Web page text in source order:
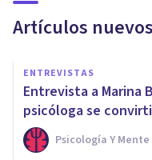
Artículos nuevos
ENTREVISTAS
Entrevista a Marina
psicóloga se
Psicología Y Mente